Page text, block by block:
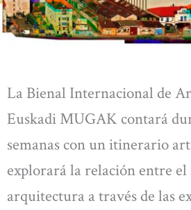
La Bienal Internacional de
Euskadi MUGAK contará
semanas con un itinerario
explorará la relación entre el
arquitectura a través de las